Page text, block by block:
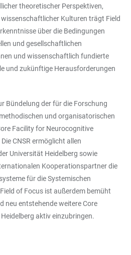
theoretischer Perspektiven,
Kulturen trägt Field
über die Bedingungen
und gesellschaftlichen
und wissenschaftlich fundierte
und zukünftige Herausforderungen
Bündelung der für die Forschung
und organisatorischen
Facility for Neurocognitive
CNSR ermöglicht allen
Universität Heidelberg sowie
Kooperationspartner die
für die Systemischen
of Focus ist außerdem bemüht
neu entstehende weitere Core
aktiv einzubringen.